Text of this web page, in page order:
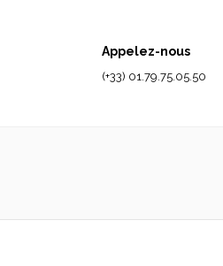
Appelez-nous
(+33) 01.79.75.05.50